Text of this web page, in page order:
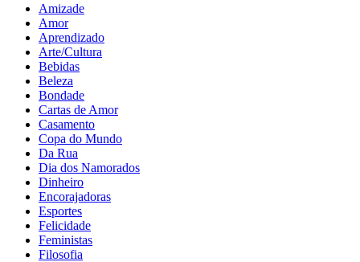
Amizade
Amor
Aprendizado
Arte/Cultura
Bebidas
Beleza
Bondade
Cartas de Amor
Casamento
Copa do Mundo
Da Rua
Dia dos Namorados
Dinheiro
Encorajadoras
Esportes
Felicidade
Feministas
Filosofia